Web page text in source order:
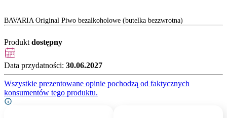
BAVARIA Original Piwo bezalkoholowe (butelka bezzwrotna)
Produkt dostępny
Data przydatności: 30.06.2027
Wszystkie prezentowane opinie pochodzą od faktycznych
konsumentów tego produktu.